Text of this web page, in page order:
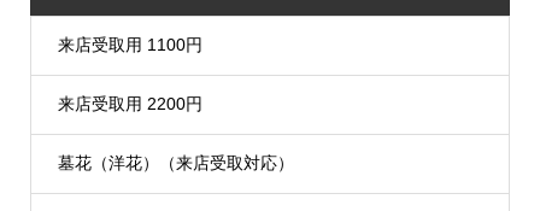
来店受取用 1100円
来店受取用 2200円
墓花（洋花）（来店受取対応）